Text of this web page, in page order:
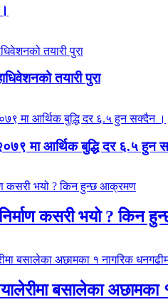
तयारी पुरा
मा आर्थिक बुद्धि दर ६.५ हुन
कसरी भयो ? किन
बसालेका अछामका